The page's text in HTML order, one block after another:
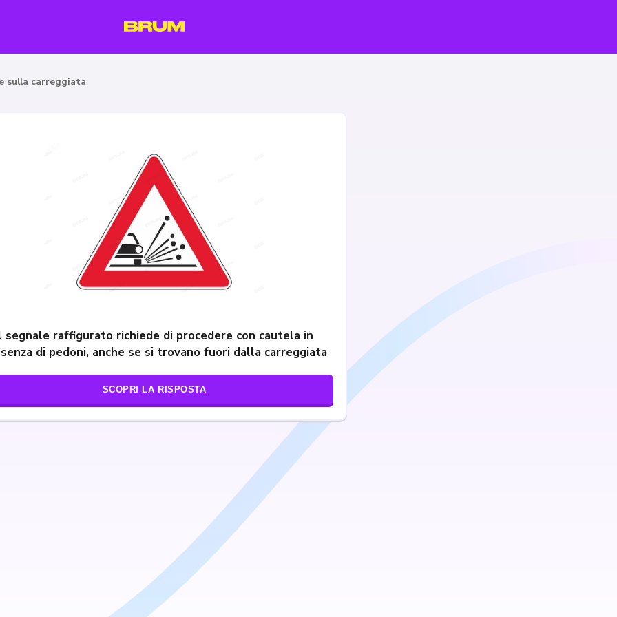
sulla carreggiata
segnale raffigurato richiede di procedere con cautela in
di pedoni, anche se si trovano fuori dalla carreggiata
SCOPRI LA RISPOSTA